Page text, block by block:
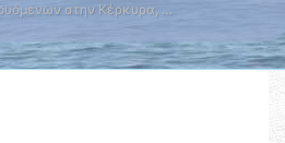
στην Κέρκυρα, …